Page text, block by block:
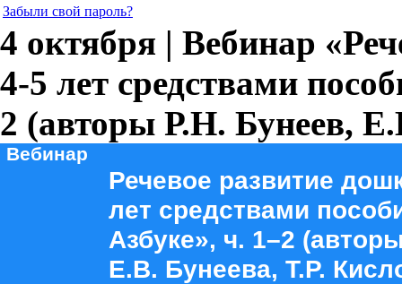
Забыли свой пароль?
4 октября | Вебинар
4-5 лет средствами
2 (авторы Р.Н. Бунеев,
Вебинар
Речевое развитие
лет средствами
Азбуке», ч. 1–2
Е.В. Бунеева, Т.Р.